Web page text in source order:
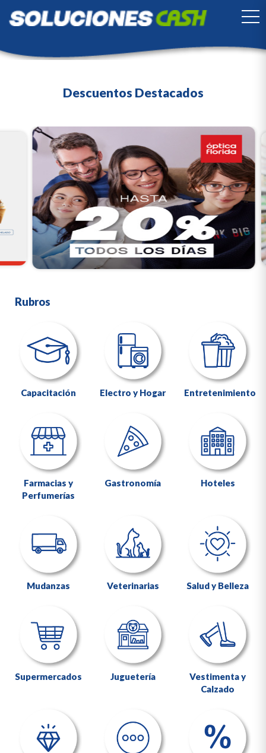
Descuentos Destacados
Rubros
Capacitación Electro y Hogar Entretenimiento
Farmacias y
Perfumerías
Gastronomía Hoteles
Mudanzas Veterinarias Salud y Belleza
Supermercados Juguetería
Vestimenta y
Calzado